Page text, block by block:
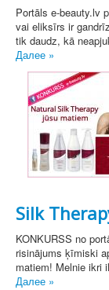
Portāls e-beauty.lv
vai eliksīrs ir
tik daudz, kā
Далее »
Silk
KONKURSS no
risinājums ķīmiski
matiem! Melnie ikri
Далее »